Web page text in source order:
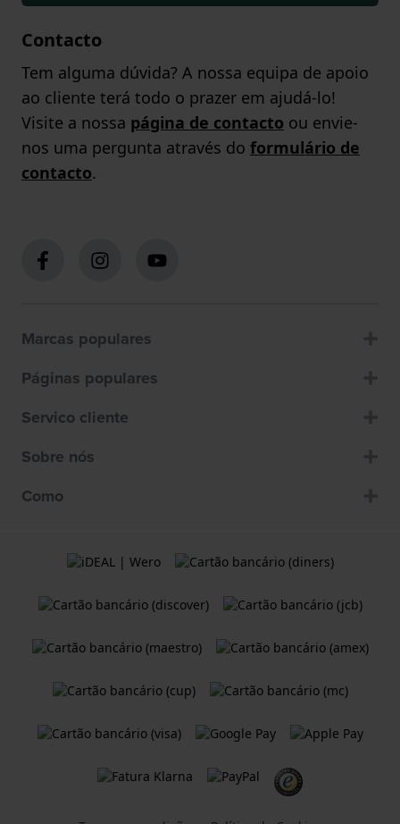
Contacto
Tem alguma dúvida? A nossa equipa de apoio
ao cliente terá todo o prazer em ajudá-lo!
Visite a nossa página de contacto ou envie-
nos uma pergunta através do formulário de
contacto.
Marcas populares
Páginas populares
Servico cliente
Sobre nós
Como